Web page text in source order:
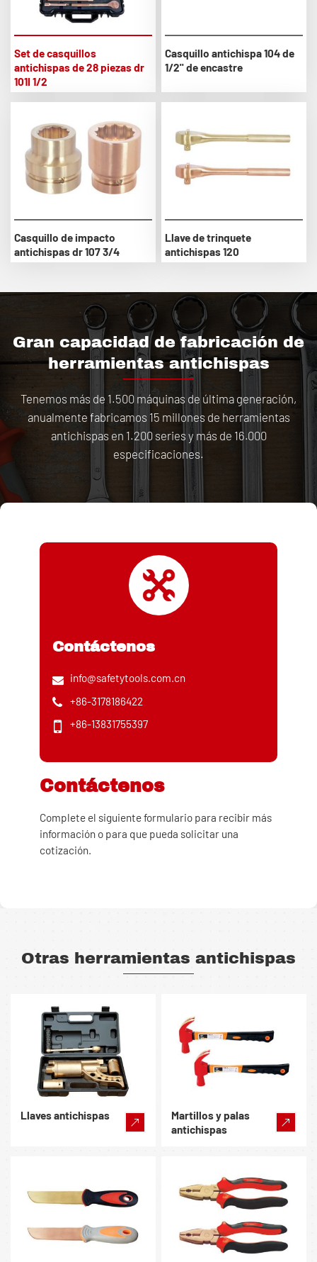
Set de casquillos
antichispas de 28 piezas dr
101I 1/2
Casquillo antichispa 104 de
1/2" de encastre
Casquillo de impacto
antichispas dr 107 3/4
Llave de trinquete
antichispas 120
Gran capacidad de fabricación de
herramientas antichispas
Tenemos más de 1.500 máquinas de última generación,
anualmente fabricamos 15 millones de herramientas
antichispas en 1.200 series y más de 16.000
especificaciones.
Contáctenos
info@safetytools.com.cn
+86-3178186422
+86-13831755397
Contáctenos
Complete el siguiente formulario para recibir más
información o para que pueda solicitar una
cotización.
Otras herramientas antichispas
Llaves antichispas
Martillos y palas
antichispas